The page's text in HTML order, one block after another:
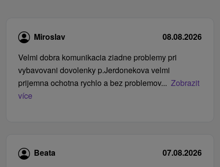
Miroslav
08.08.2026
Velmi dobra komunikacia ziadne problemy pri
vybavovani dovolenky p.Jerdonekova velmi
prijemna ochotna rychlo a bez problemov... Zobrazit
více
Beata
07.08.2026